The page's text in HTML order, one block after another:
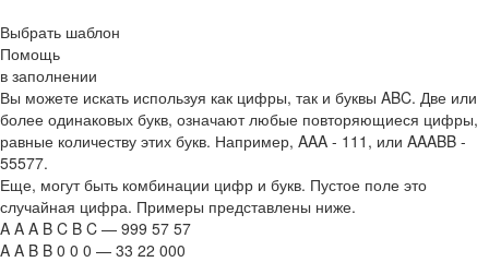
Выбрать шаблон
Помощь
в заполнении
Вы можете искать используя как цифры, так и буквы ABC. Две или
более одинаковых букв, означают любые повторяющиеся цифры,
равные количеству этих букв. Например, AAA - 111 , или AAABB -
55577.
Еще, могут быть комбинации цифр и букв. Пустое поле это
случайная цифра. Примеры представлены ниже.
A A A B C B C — 999 57 57
A A B B 0 0 0 — 33 22 000